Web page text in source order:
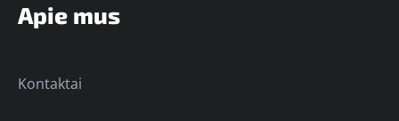
Apie mus
Kontaktai